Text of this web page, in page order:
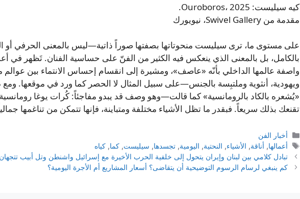
كيه سيليست: Ouroboros، 2025.
مقدمة من Swivel Gallery، نيويورك
على مستوى ما، ترى سيليست منحوتاتها بصفتها صوراً ذاتية—ليس بالمعنى الحرفي أو
بالكامل، بل بالمعنى الذي ينعكس فيه الكثير من الفنّ على حساسية الفنان. تَظهر في
واصفة عالمها الداخلي بأنّه «عاصف»، ومشيرة إلى انقسام إحساس الانتماء بين
ويهودية، أنثوية وملتبِسة بالجنس—على سبيل المثال لا الحصر كما ورد في موقعها. ومع
«يُشعره بالكاد بالرومانسية» كما قالت—وهو وصف قد يبدو مفاجئاً: كُرات يوغا
تقنعك بذلك سريعاً. فبقدر ما تظل الأشياء مختلفة ومتباينة، فإنها تتمكن من تناغمها
التصنيفات
أخبار الفن
الوسوم
أعمالها, أناقة, الأشياء, النحتية, اليومية,تجسدها, سيليست,كما,كياه
تبادل كلامي بين لبنان وإيران يتحول إلى خلفية الحرب الأخيرة مع إسرائيل واشنطن وتل أبيب
كم ينبغي لرسام الرسوم التوضيحية أن يتقاضى؟ أسعار المشاريع أم الأجرة اليومية؟